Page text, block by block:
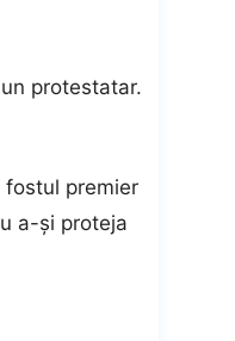
protestatar.
fostul premier
a-și proteja